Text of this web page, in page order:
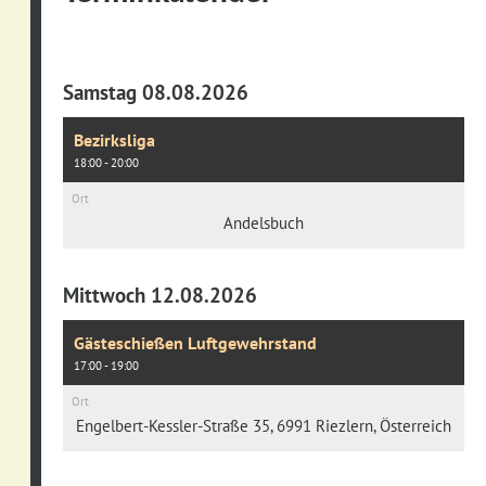
Samstag 08.08.2026
Bezirksliga
18:00 - 20:00
Ort
Andelsbuch
Mittwoch 12.08.2026
Gästeschießen Luftgewehrstand
17:00 - 19:00
Ort
Engelbert-Kessler-Straße 35, 6991 Riezlern, Österreich